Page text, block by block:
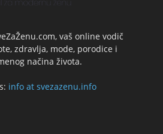
vaš online vodič
zdravlja, mode, porodice i
načina života.
info at svezazenu.info